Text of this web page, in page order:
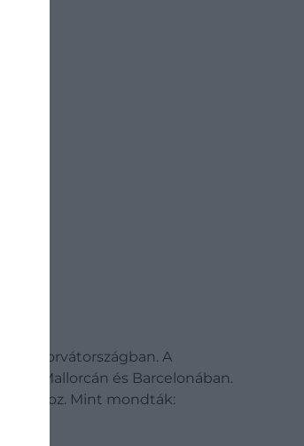
és Horvátországban. A
Mallorcán és Barcelonában.
Mint mondták: